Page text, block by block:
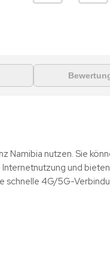
Namibia nutzen. Sie
und
schnelle 4G/5G-